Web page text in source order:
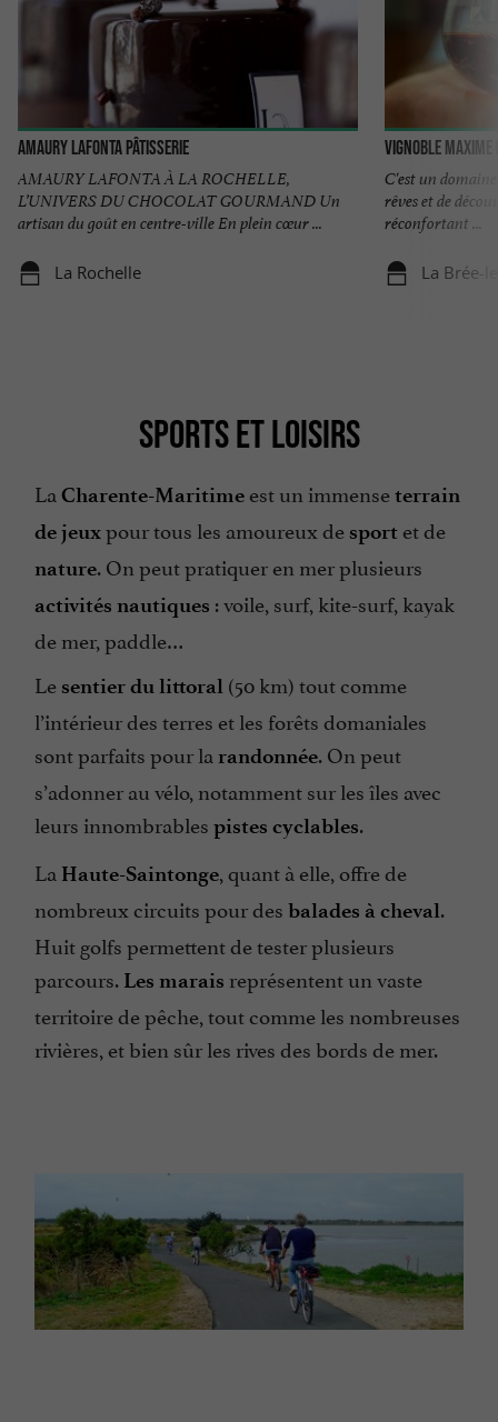
Amaury Lafonta Pâtisserie
AMAURY LAFONTA À LA ROCHELLE,
L’UNIVERS DU CHOCOLAT GOURMAND Un
artisan du goût en centre-ville En plein cœur ...
La Rochelle
Vignoble
C'est un
rêves et de
réconfortant ...
La Brée-
SPORTS ET LOISIRS
La Charente-Maritime est un immenseterrain
de jeuxpour tous les amoureux de sport et de
nature. On peut pratiquer en mer plusieurs
activités nautiques : voile, surf, kite-surf, kayak
de mer, paddle…
Le sentier du littoral (50 km) tout comme
l’intérieur des terres et les forêts domaniales
sont parfaits pour la randonnée. On peut
s’adonner au vélo, notamment sur les îles avec
leurs innombrables pistes cyclables.
La Haute-Saintonge, quant à elle, offre de
nombreux circuits pour des balades à cheval.
Huit golfs permettent de tester plusieurs
parcours. Les marais représentent un vaste
territoire de pêche, tout comme les nombreuses
rivières, et bien sûr les rives des bords de mer.